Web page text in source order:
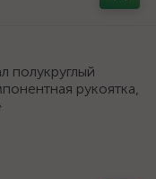
полукруглый
рукоятка,